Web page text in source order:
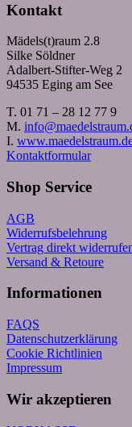
Kontakt
Mädels(t)raum 2.8
Silke Söldner
Adalbert-Stifter-Weg 2
94535 Eging am See
T. 01 71 – 28 12 77 9
M.
I.
Kontaktformular
Shop Service
AGB
Widerrufsbelehrung
Vertrag direkt
Versand & Retoure
Informationen
FAQS
Datenschutzerklärung
Cookie Richtlinien
Impressum
Wir akzeptieren